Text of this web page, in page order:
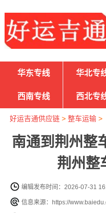
华东专线 华北专
西南专线 西北专
好运吉通供应链> 整车运输>
南通到荆州整
荆州整
编辑发布时间：2026-07-31
信息来源：https://